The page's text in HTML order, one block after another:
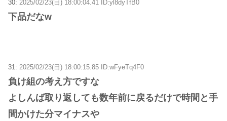
30: 2025/02/23(日) 18:00:04.41 ID:yl8dyTfB0
下品だなw
31: 2025/02/23(日) 18:00:15.85 ID:wFyeTq4F0
負け組の考え方ですな
よしんば取り返しても数年前に戻るだけで時間と手
間かけた分マイナスや